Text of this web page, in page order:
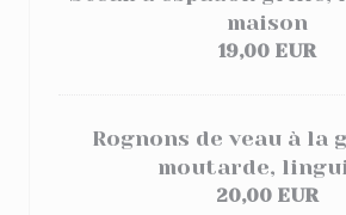
maison
19,00 EUR
Rognons de veau à la
moutarde,
20,00 EUR